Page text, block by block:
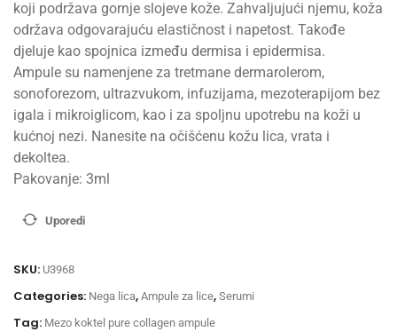
koji podržava gornje slojeve kože. Zahvaljujući njemu, koža
održava odgovarajuću elastičnost i napetost. Takođe
djeluje kao spojnica između dermisa i epidermisa.
Ampule su namenjene za tretmane dermarolerom,
sonoforezom, ultrazvukom, infuzijama, mezoterapijom bez
igala i mikroiglicom, kao i za spoljnu upotrebu na koži u
kućnoj nezi. Nanesite na očišćenu kožu lica, vrata i
dekoltea.
Pakovanje: 3ml
Uporedi
SKU: U3968
Categories: Nega lica, Ampule za lice, Serumi
Tag: Mezo koktel pure collagen ampule